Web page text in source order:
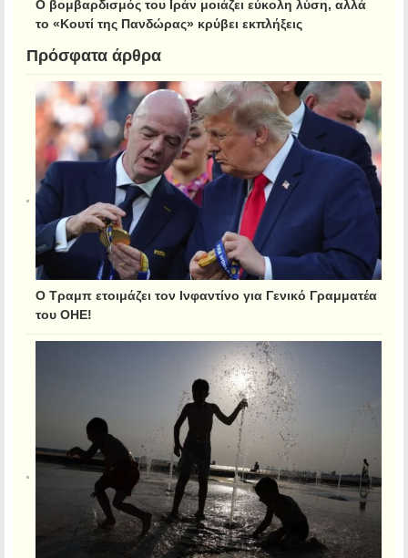
Ο βομβαρδισμός του Ιράν μοιάζει εύκολη λύση, αλλά
το «Κουτί της Πανδώρας» κρύβει εκπλήξεις
Πρόσφατα άρθρα
Ο Τραμπ ετοιμάζει τον Ινφαντίνο για Γενικό Γραμματέα
του ΟΗΕ!